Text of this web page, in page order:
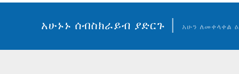
አሁኑኑ ሰብስክራይብ ያድርጉ | አሁን ለመቀላቀል